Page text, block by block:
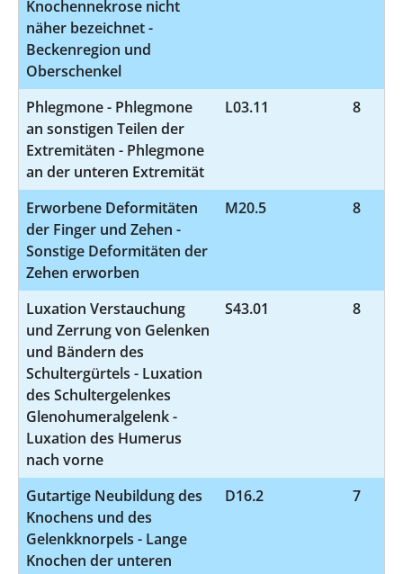
Knochennekrose nicht
näher bezeichnet -
Beckenregion und
Oberschenkel
Phlegmone - Phlegmone
an sonstigen Teilen der
Extremitäten - Phlegmone
an der unteren Extremität
L03.11 8
Erworbene Deformitäten
der Finger und Zehen -
Sonstige Deformitäten der
Zehen erworben
M20.5 8
Luxation Verstauchung
und Zerrung von Gelenken
und Bändern des
Schultergürtels - Luxation
des Schultergelenkes
Glenohumeralgelenk -
Luxation des Humerus
nach vorne
S43.01 8
Gutartige Neubildung des
Knochens und des
Gelenkknorpels - Lange
Knochen der unteren
D16.2 7